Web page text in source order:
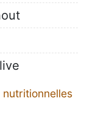
nutritionnelles